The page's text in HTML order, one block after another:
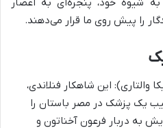
شیوه خود، پنجره‌ای به اعصار
را پیش روی ما قرار می‌دهند.
والتاری): این شاهکار فنلاندی،
یک پزشک در مصر باستان را
به دربار فرعون آخناتون و